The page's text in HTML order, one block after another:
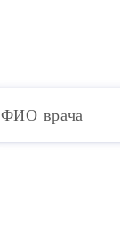
ФИО врача